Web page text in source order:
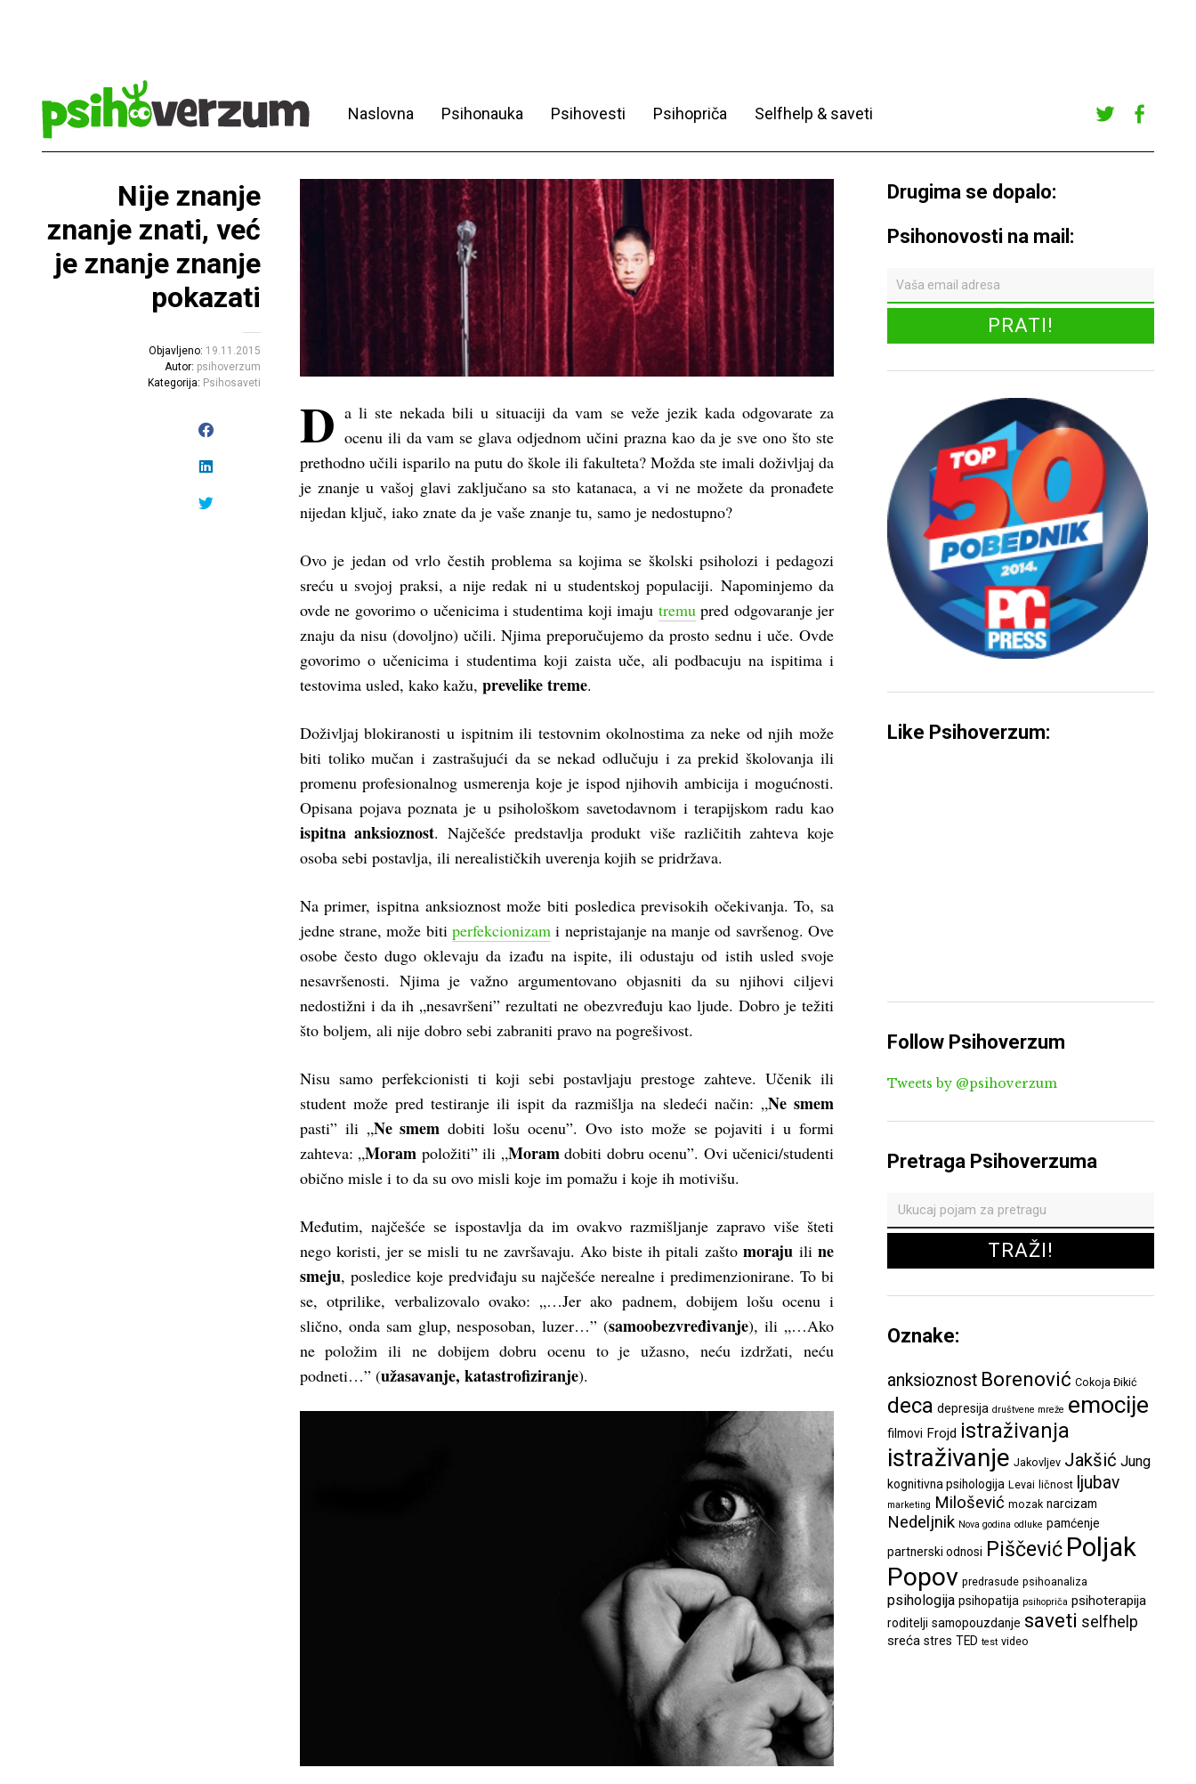
Naslovna Psihonauka Psihovesti Psihopriča Selfhelp & saveti
r
ook
Nije znanje
znanje znati, već
je znanje znanje
pokazati
Objavljeno: 19.11.2015
Autor: psihoverzum
Kategorija: Psihosaveti
Facebook
D a li ste nekada bili u situaciji da vam se veže jezik kada odgovarate za
ocenu ili da vam se glava odjednom učini prazna kao da je sve ono što ste
prethodno učili isparilo na putu do škole ili fakulteta? Možda ste imali doživljaj da
je znanje u vašoj glavi zaključano sa sto katanaca, a vi ne možete da pronađete
nijedan ključ, iako znate da je vaše znanje tu, samo je nedostupno?
Ovo je jedan od vrlo čestih problema sa kojima se školski psiholozi i pedagozi
sreću u svojoj praksi, a nije redak ni u studentskoj populaciji. Napominjemo da
ovde ne govorimo o učenicima i studentima koji imaju tremu pred odgovaranje jer
znaju da nisu (dovoljno) učili. Njima preporučujemo da prosto sednu i uče. Ovde
govorimo o učenicima i studentima koji zaista uče, ali podbacuju na ispitima i
testovima usled, kako kažu, prevelike treme.
Doživljaj blokiranosti u ispitnim ili testovnim okolnostima za neke od njih može
biti toliko mučan i zastrašujući da se nekad odlučuju i za prekid školovanja ili
promenu profesionalnog usmerenja koje je ispod njihovih ambicija i mogućnosti.
Opisana pojava poznata je u psihološkom savetodavnom i terapijskom radu kao
ispitna anksioznost. Najčešće predstavlja produkt više različitih zahteva koje
osoba sebi postavlja, ili nerealističkih uverenja kojih se pridržava.
Na primer, ispitna anksioznost može biti posledica previsokih očekivanja. To, sa
jedne strane, može biti perfekcionizam i nepristajanje na manje od savršenog. Ove
osobe često dugo oklevaju da izađu na ispite, ili odustaju od istih usled svoje
nesavršenosti. Njima je važno argumentovano objasniti da su njihovi ciljevi
nedostižni i da ih „nesavršeni” rezultati ne obezvređuju kao ljude. Dobro je težiti
što boljem, ali nije dobro sebi zabraniti pravo na pogrešivost.
Nisu samo perfekcionisti ti koji sebi postavljaju prestoge zahteve. Učenik ili
student može pred testiranje ili ispit da razmišlja na sledeći način: „Ne smem
pasti” ili „Ne smem dobiti lošu ocenu”. Ovo isto može se pojaviti i u formi
zahteva: „Moram položiti” ili „Moram dobiti dobru ocenu”. Ovi učenici/studenti
obično misle i to da su ovo misli koje im pomažu i koje ih motivišu.
Međutim, najčešće se ispostavlja da im ovakvo razmišljanje zapravo više šteti
nego koristi, jer se misli tu ne završavaju. Ako biste ih pitali zašto moraju iline
smeju, posledice koje predviđaju su najčešće nerealne i predimenzionirane. To bi
se, otprilike, verbalizovalo ovako: „…Jer ako padnem, dobijem lošu ocenu i
slično, onda sam glup, nesposoban, luzer…” (samoobezvređivanje), ili „…Ako
ne položim ili ne dobijem dobru ocenu to je užasno, neću izdržati, neću
podneti…” (užasavanje, katastrofiziranje).
Drugima se dopalo:
Psihonovosti na mail:
Like Psihoverzum:
Follow Psihoverzum
Tweets by @psihoverzum
Pretraga Psihoverzuma
Oznake:
anksioznost Borenović Cokoja Đikić
deca depresija društvene mreže emocije
filmovi Frojd istraživanja
istraživanje Jakovljev Jakšić Jung
kognitivna psihologija Levai ličnost ljubav
marketing Milošević mozak narcizam
Nedeljnik Nova godina odluke pamćenje
partnerski odnosi Piščević Poljak
Popov predrasude psihoanaliza
psihologija psihopatija psihopriča psihoterapija
roditelji samopouzdanje saveti selfhelp
sreća stres TED test video